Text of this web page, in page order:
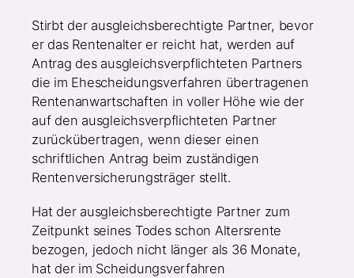
Stirbt der ausgleichsberechtigte Partner, bevor
er das Rentenalter er reicht hat, werden auf
Antrag des ausgleichsverpflichteten Partners
die im Ehescheidungsverfahren übertragenen
Rentenanwartschaften in voller Höhe wie der
auf den ausgleichsverpflichteten Partner
zurückübertragen, wenn dieser einen
schriftlichen Antrag beim zuständigen
Rentenversicherungsträger stellt.
Hat der ausgleichsberechtigte Partner zum
Zeitpunkt seines Todes schon Altersrente
bezogen, jedoch nicht länger als 36 Monate,
hat der im Scheidungsverfahren